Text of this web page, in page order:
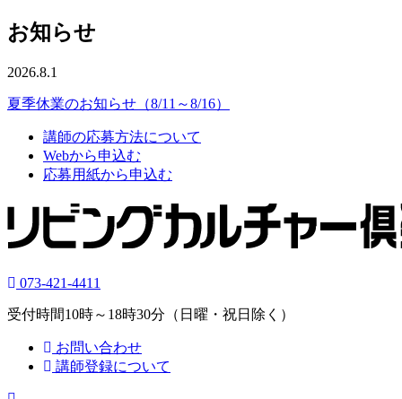
お知らせ
2026.8.1
夏季休業のお知らせ（8/11～8/16）
講師の応募方法について
Webから申込む
応募用紙から申込む
073-421-4411
受付時間10時～18時30分（日曜・祝日除く）
お問い合わせ
講師登録について